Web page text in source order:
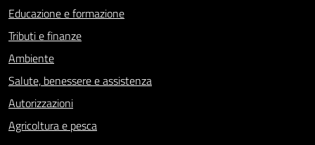
Educazione e formazione
Tributi e finanze
Ambiente
Salute, benessere e assistenza
Autorizzazioni
Agricoltura e pesca